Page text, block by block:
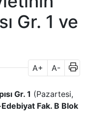
Gr. 1 ve
A+ A-
Gr. 1 (Pazartesi,
Fak. B Blok